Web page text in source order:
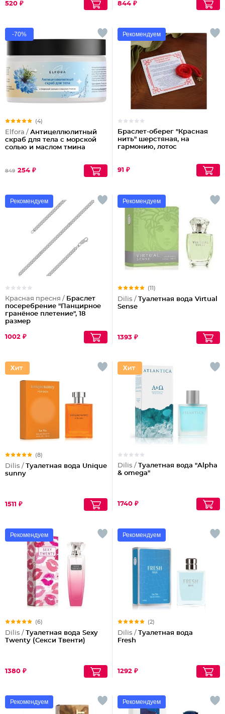
520 ₽ 844 ₽
-70%
(4)
Elfora / Антицеллюлитный
скраб для тела с морской
солью и маслом тмина
849 254 ₽
Рекомендуем
Браслет-оберег "Красная
нить" шерстяная, на
гармонию, лотос
91 ₽
Рекомендуем
Красная пресня / Браслет
посеребрение "Панцирное
гранёное плетение", 18
размер
1002 ₽
Рекомендуем
(11)
Dilis / Туалетная вода Virtual
Sense
1393 ₽
(8)
Dilis / Туалетная вода Unique
sunny
1511 ₽
Dilis / Туалетная вода "Alpha
& omega"
1740 ₽
Рекомендуем
(6)
Dilis / Туалетная вода Sexy
Twenty (Секси Твенти)
1380 ₽
Рекомендуем
(2)
Dilis / Туалетная вода
Fresh
1292 ₽
Рекомендуем Рекомендуем